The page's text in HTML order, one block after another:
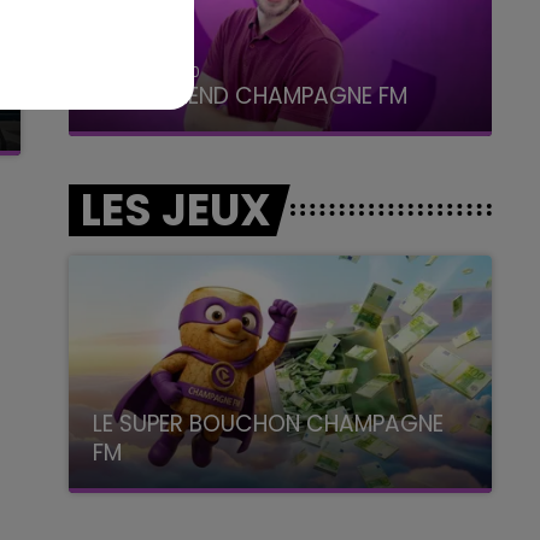
LE WEEK-END CHAMPAGNE FM
LES JEUX
LE SUPER BOUCHON CHAMPAGNE
FM
avec La Famille Champagne FM, à 8H10